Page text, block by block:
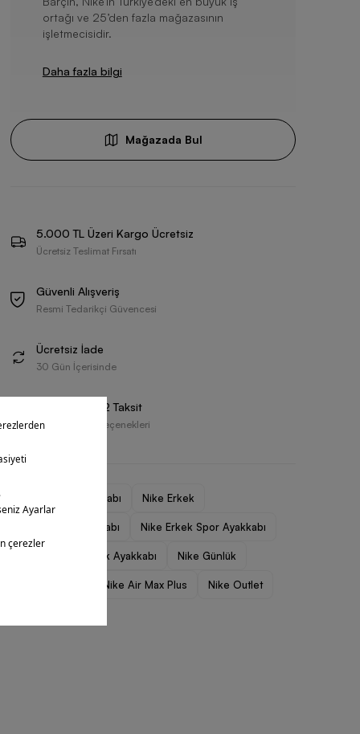
ortağı ve 25’den fazla mağazasının
işletmecisidir.
Daha fazla bilgi
Mağazada Bul
5.000 TL Üzeri Kargo Ücretsiz
Ücretsiz Teslimat Fırsatı
Güvenli Alışveriş
Resmi Tedarikçi Güvencesi
Ücretsiz İade
30 Gün İçerisinde
Vade Farksız 2 Taksit
Farklı Ödeme Seçenekleri
Erkek Spor Ayakkabı Nike Erkek
Nike Erkek Ayakkabı Nike Erkek Spor Ayakkabı
Nike Erkek Günlük Ayakkabı Nike Günlük
Nike Air Max Plus Nike Outlet